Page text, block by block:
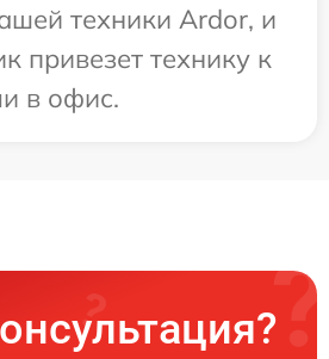
техники Ardor, и
привезет технику к
в офис.